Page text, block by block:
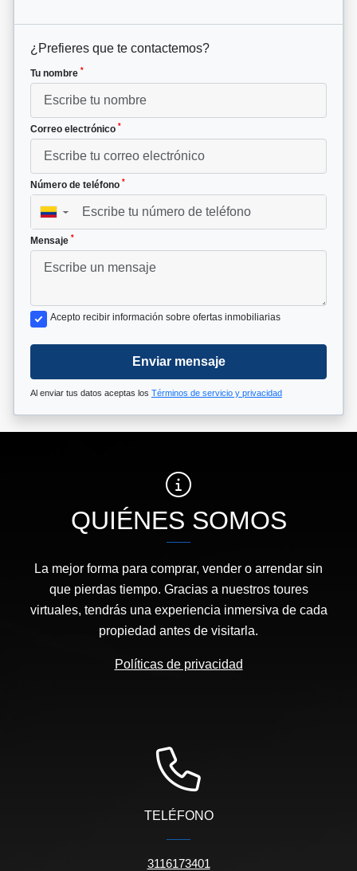
¿Prefieres que te contactemos?
Tu nombre *
Correo electrónico *
Número de teléfono *
▼
Mensaje *
Acepto recibir información sobre ofertas inmobiliarias
Enviar mensaje
Al enviar tus datos aceptas los Términos de servicio y privacidad
QUIÉNES SOMOS
La mejor forma para comprar, vender o arrendar sin
que pierdas tiempo. Gracias a nuestros toures
virtuales, tendrás una experiencia inmersiva de cada
propiedad antes de visitarla.
Políticas de privacidad
TELÉFONO
3116173401